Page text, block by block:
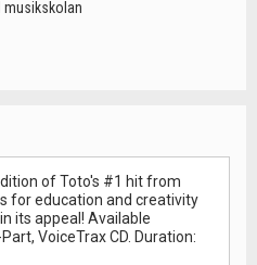
musikskolan
of Toto's #1 hit from
for education and creativity
its appeal! Available
VoiceTrax CD. Duration: